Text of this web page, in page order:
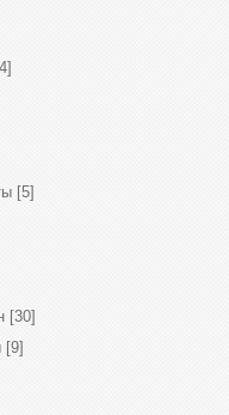
[5]
[30]
[9]